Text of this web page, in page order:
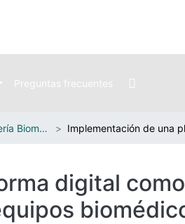
Preguntas frecuentes
Pregrado en Ingeniería Biomédica
digital